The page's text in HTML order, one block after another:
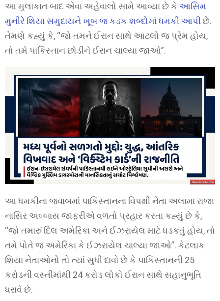
આ મુલાકાત બાદ એવા અહેવાલો સામે આવ્યા છે કે આસિમ
મુનીરે શિયા સમુદાયને ખૂબ જ કડક શબ્દોમાં ધમકી આપીછે.
તેમણે કહ્યું કે, “જો તમને ઈરાન સાથે આટલો જ પ્રેમ હોય,
તો તમે પાકિસ્તાન છોડીને ઈરાન ચાલ્યા જાઓ”.
આ ધમકીના જવાબમાં પાકિસ્તાનના વિપક્ષી નેતા અલામા રાજા
નાસિર અબ્બાસ જાફરીએ વળતો પ્રહાર કરતા કહ્યું છે કે,
“જો તમારું દિલ અમેરિકા અને ઈઝરાયેલ માટે ધડકતું હોય, તો
તમે પોતે જ અમેરિકા કે ઈઝરાયેલ ચાલ્યા જાઓ”. કેટલાક
શિયા નેતાઓનો તો ત્યાં સુધી દાવો છે કે પાકિસ્તાનની 25
કરોડની વસ્તીમાંથી 24 કરોડ લોકો ઈરાન સાથે સહાનુભૂતિ
ધરાવે છે.